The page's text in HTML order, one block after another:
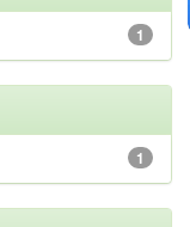
1
1